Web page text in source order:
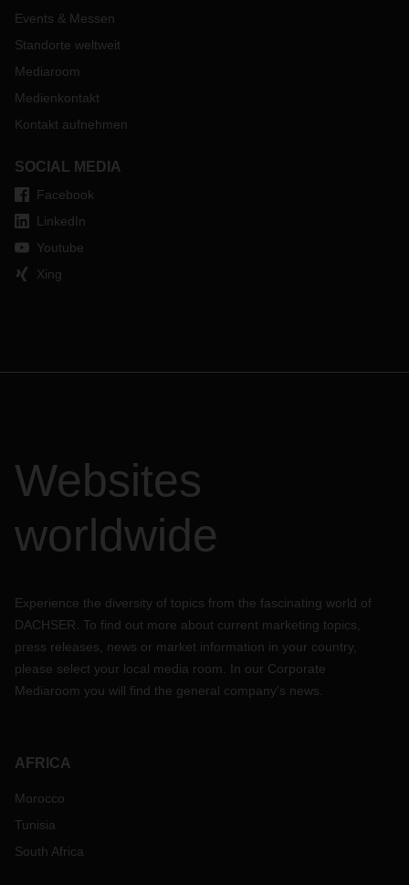
Events & Messen
Standorte weltweit
Mediaroom
Medienkontakt
Kontakt aufnehmen
SOCIAL MEDIA
Facebook
LinkedIn
Youtube
Xing
Websites
worldwide
Experience the diversity of topics from the fascinating world of
DACHSER. To find out more about current marketing topics,
press releases, news or market information in your country,
please select your local media room. In our Corporate
Mediaroom you will find the general company's news.
AFRICA
Morocco
Tunisia
South Africa